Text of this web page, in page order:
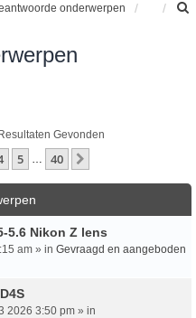
onderwerpen
Gevonden
5 40
5.6 Nikon Z lens
am » in Gevraagd en aangeboden
2026 3:50 pm » in